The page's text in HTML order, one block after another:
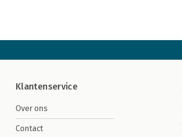
Klantenservice
Over ons
Contact